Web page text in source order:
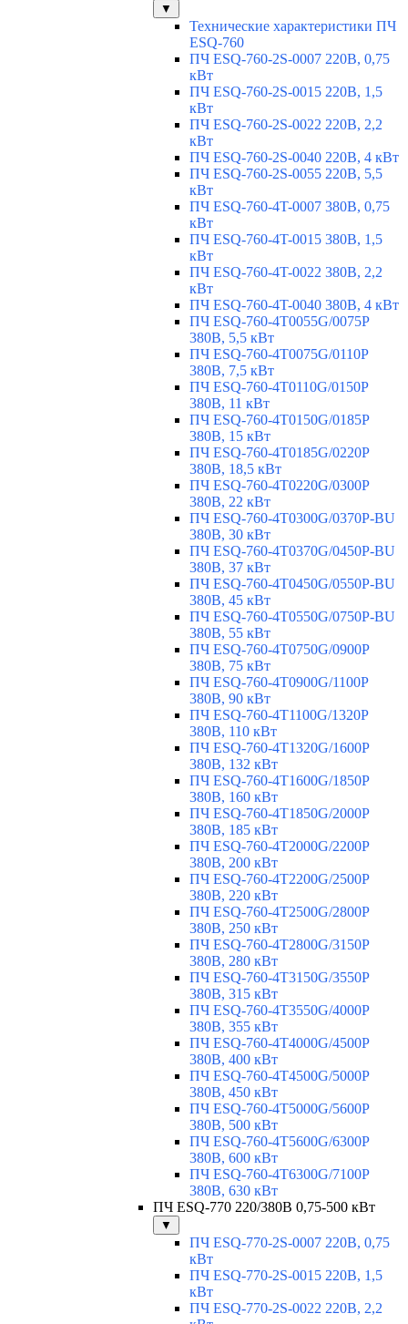
▼
Технические характеристики ПЧ
ESQ-760
ПЧ ESQ-760-2S-0007 220В, 0,75
кВт
ПЧ ESQ-760-2S-0015 220В, 1,5
кВт
ПЧ ESQ-760-2S-0022 220В, 2,2
кВт
ПЧ ESQ-760-2S-0040 220В, 4 кВт
ПЧ ESQ-760-2S-0055 220В, 5,5
кВт
ПЧ ESQ-760-4T-0007 380В, 0,75
кВт
ПЧ ESQ-760-4T-0015 380В, 1,5
кВт
ПЧ ESQ-760-4T-0022 380В, 2,2
кВт
ПЧ ESQ-760-4T-0040 380В, 4 кВт
ПЧ ESQ-760-4T0055G/0075P
380В, 5,5 кВт
ПЧ ESQ-760-4T0075G/0110P
380В, 7,5 кВт
ПЧ ESQ-760-4T0110G/0150P
380В, 11 кВт
ПЧ ESQ-760-4T0150G/0185P
380В, 15 кВт
ПЧ ESQ-760-4T0185G/0220P
380В, 18,5 кВт
ПЧ ESQ-760-4T0220G/0300P
380В, 22 кВт
ПЧ ESQ-760-4T0300G/0370P-BU
380В, 30 кВт
ПЧ ESQ-760-4T0370G/0450P-BU
380В, 37 кВт
ПЧ ESQ-760-4T0450G/0550P-BU
380В, 45 кВт
ПЧ ESQ-760-4T0550G/0750P-BU
380В, 55 кВт
ПЧ ESQ-760-4T0750G/0900P
380В, 75 кВт
ПЧ ESQ-760-4T0900G/1100P
380В, 90 кВт
ПЧ ESQ-760-4T1100G/1320P
380В, 110 кВт
ПЧ ESQ-760-4T1320G/1600P
380В, 132 кВт
ПЧ ESQ-760-4T1600G/1850P
380В, 160 кВт
ПЧ ESQ-760-4T1850G/2000P
380В, 185 кВт
ПЧ ESQ-760-4T2000G/2200P
380В, 200 кВт
ПЧ ESQ-760-4T2200G/2500P
380В, 220 кВт
ПЧ ESQ-760-4T2500G/2800P
380В, 250 кВт
ПЧ ESQ-760-4T2800G/3150P
380В, 280 кВт
ПЧ ESQ-760-4T3150G/3550P
380В, 315 кВт
ПЧ ESQ-760-4T3550G/4000P
380В, 355 кВт
ПЧ ESQ-760-4T4000G/4500P
380В, 400 кВт
ПЧ ESQ-760-4T4500G/5000P
380В, 450 кВт
ПЧ ESQ-760-4T5000G/5600P
380В, 500 кВт
ПЧ ESQ-760-4T5600G/6300P
380В, 600 кВт
ПЧ ESQ-760-4T6300G/7100P
380В, 630 кВт
ПЧ ESQ-770 220/380В 0,75-500 кВт
▼
ПЧ ESQ-770-2S-0007 220В, 0,75
кВт
ПЧ ESQ-770-2S-0015 220В, 1,5
кВт
ПЧ ESQ-770-2S-0022 220В, 2,2